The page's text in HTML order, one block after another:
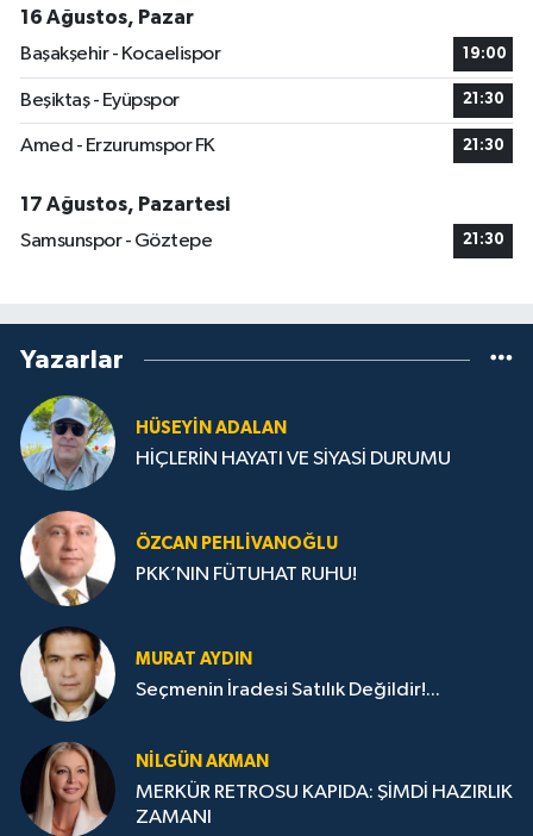
16 Ağustos, Pazar
Başakşehir - Kocaelispor
19:00
Beşiktaş - Eyüpspor 21:30
Amed - Erzurumspor FK 21:30
17 Ağustos, Pazartesi
Samsunspor - Göztepe
21:30
Yazarlar
HÜSEYIN ADALAN
HİÇLERİN HAYATI VE SİYASİ DURUMU
ÖZCAN PEHLIVANOĞLU
PKK’NIN FÜTUHAT RUHU!
MURAT AYDIN
Seçmenin İradesi Satılık Değildir!...
NILGÜN AKMAN
MERKÜR RETROSU KAPIDA: ŞİMDİ HAZIRLIK
ZAMANI